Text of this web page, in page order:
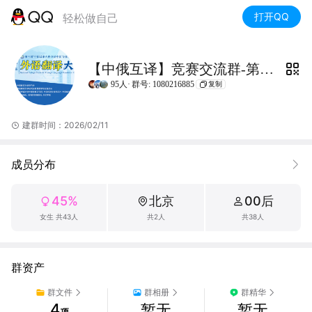
轻松做自己 打开QQ
【中俄互译】竞赛交流群-第三届双语中国外语翻译大赛
95人· 群号: 1080216885 复制
建群时间：2026/02/11
成员分布
45%
女生 共43人
北京
共2人
00后
共38人
群资产
群文件 群相册 群精华